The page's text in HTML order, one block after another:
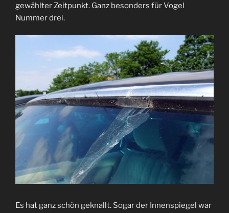
gewählter Zeitpunkt. Ganz besonders für Vogel
Nummer drei.
Es hat ganz schön geknallt. Sogar der Innenspiegel war